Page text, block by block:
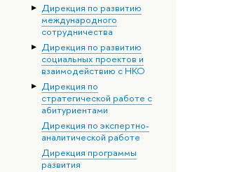
Дирекция по развитию
международного
сотрудничества
Дирекция по развитию
социальных проектов и
взаимодействию с НКО
Дирекция по
стратегической работе с
абитуриентами
Дирекция по экспертно-
аналитической работе
Дирекция программы
развития